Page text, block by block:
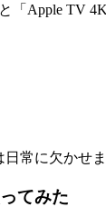
「Apple TV
常に欠かせ
てみた